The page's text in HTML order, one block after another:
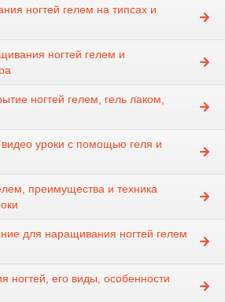
ногтей гелем на типсах и
ногтей гелем и
ногтей гелем, гель лаком,
уроки с помощью геля и
преимущества и техника
для наращивания ногтей гелем
ногтей, его виды, особенности